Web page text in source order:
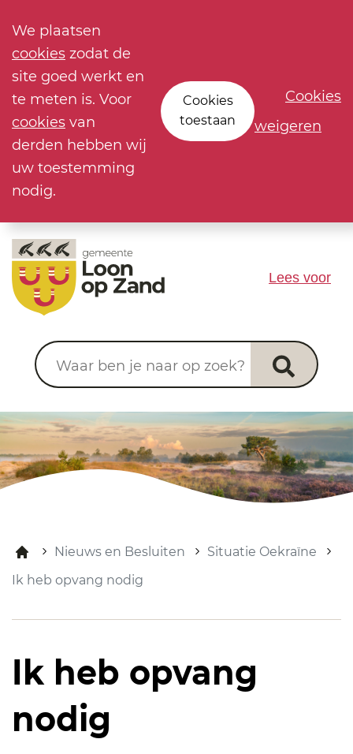
We plaatsen
cookies zodat de
site goed werkt en
te meten is. Voor
cookies van
derden hebben wij
uw toestemming
nodig.
Cookies
toestaan
Cookies
weigeren
Waar ben je naar op zoek?
Lees voor
Nieuws en Besluiten
Situatie Oekraïne
Ik heb opvang nodig
Ik heb opvang
nodig